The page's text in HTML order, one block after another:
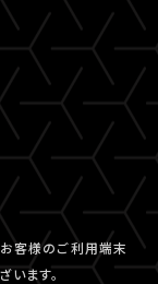
客様のご利用端末
います。